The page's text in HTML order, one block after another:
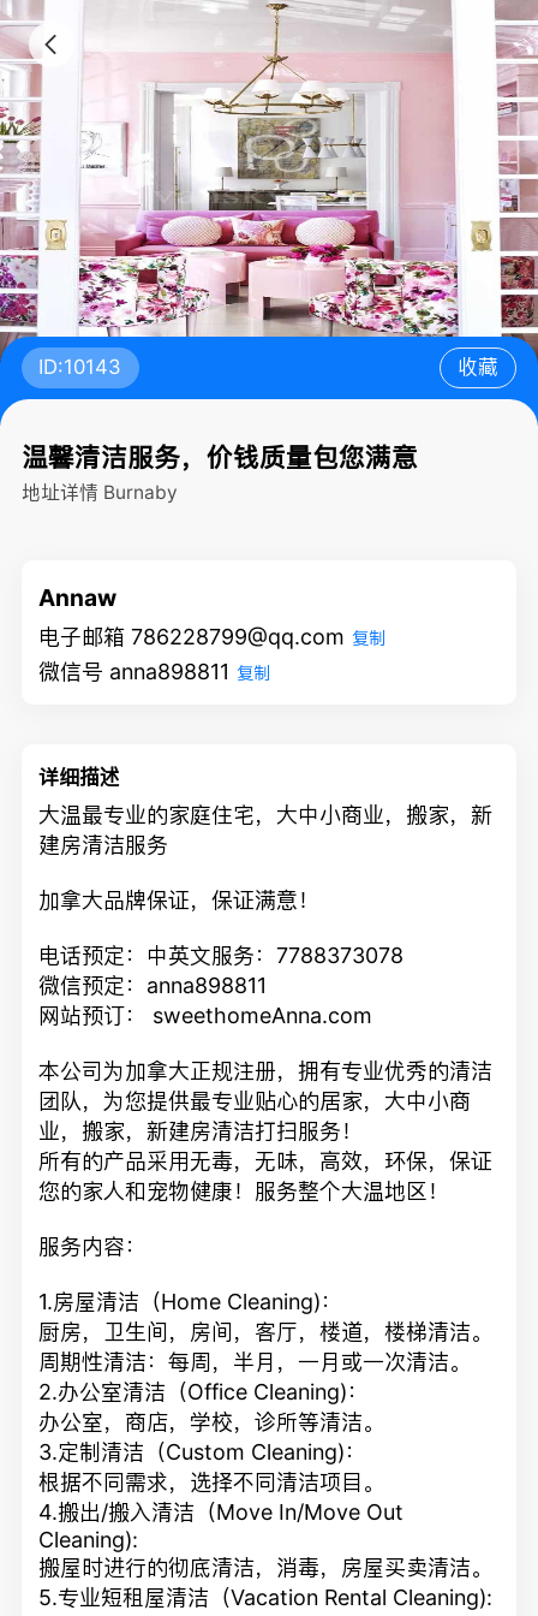
ID:10143 收藏
温馨清洁服务，价钱质量包您满意
地址详情 Burnaby
Annaw
电子邮箱 786228799@qq.com 复制
微信号 anna898811 复制
详细描述
大温最专业的家庭住宅，大中小商业，搬家，新
建房清洁服务
加拿大品牌保证，保证满意！
电话预定：中英文服务：7788373078
微信预定：anna898811
网站预订： sweethomeAnna.com
本公司为加拿大正规注册，拥有专业优秀的清洁
团队，为您提供最专业贴心的居家，大中小商
业，搬家，新建房清洁打扫服务！
所有的产品采用无毒，无味，高效，环保，保证
您的家人和宠物健康！服务整个大温地区！
服务内容：
1.房屋清洁（Home Cleaning)：
厨房，卫生间，房间，客厅，楼道，楼梯清洁。
周期性清洁：每周， 半月，一月或一次清洁。
2.办公室清洁（Office Cleaning)：
办公室，商店，学校，诊所等清洁。
3.定制清洁（Custom Cleaning)：
根据不同需求，选择不同清洁项目。
4.搬出/搬入清洁（Move In/Move Out
Cleaning):
搬屋时进行的彻底清洁，消毒，房屋买卖清洁。
5.专业短租屋清洁（Vacation Rental Cleaning):